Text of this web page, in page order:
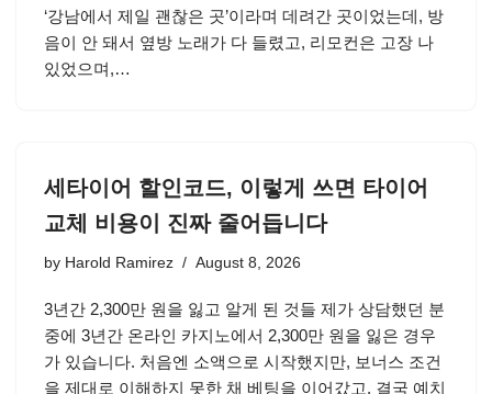
‘강남에서 제일 괜찮은 곳’이라며 데려간 곳이었는데, 방
음이 안 돼서 옆방 노래가 다 들렸고, 리모컨은 고장 나
있었으며,…
세타이어 할인코드, 이렇게 쓰면 타이어
교체 비용이 진짜 줄어듭니다
by Harold Ramirez August 8, 2026
3년간 2,300만 원을 잃고 알게 된 것들 제가 상담했던 분
중에 3년간 온라인 카지노에서 2,300만 원을 잃은 경우
가 있습니다. 처음엔 소액으로 시작했지만, 보너스 조건
을 제대로 이해하지 못한 채 베팅을 이어갔고, 결국 예치